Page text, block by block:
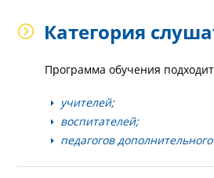
Категория
Программа обучения
учителей;
воспитателей;
педагогов